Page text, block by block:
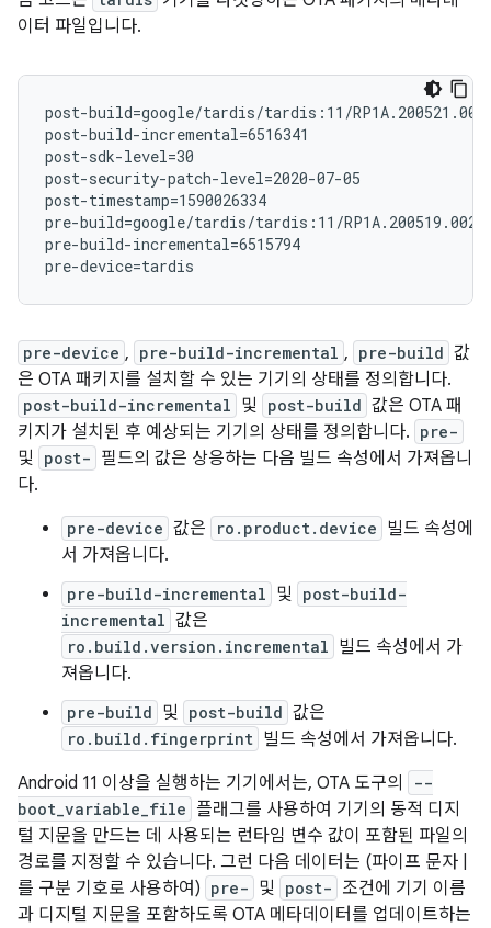
이터 파일입니다.
post-build=google/tardis/tardis:11/RP1A.200521.001/
post-build-incremental=6516341
post-sdk-level=30
post-security-patch-level=2020-07-05
post-timestamp=1590026334
pre-build=google/tardis/tardis:11/
pre-build-incremental=6515794
pre-device , pre-build-incremental , pre-build 값
은 OTA 패키지를 설치할 수 있는 기기의 상태를 정의합니다.
post-build-incremental 및 post-build 값은 OTA 패
키지가 설치된 후 예상되는 기기의 상태를 정의합니다. pre-
및 post- 필드의 값은 상응하는 다음 빌드 속성에서 가져옵니
다.
pre-device 값은 ro.product.device 빌드 속성에
서 가져옵니다.
pre-build-incremental 및 post-build-
incremental 값은
ro.build.version.incremental 빌드 속성에서 가
져옵니다.
pre-build 및 post-build 값은
ro.build.fingerprint 빌드 속성에서 가져옵니다.
Android 11 이상을 실행하는 기기에서는, OTA 도구의
--
boot_variable_file 플래그를 사용하여 기기의 동적 디지
털 지문을 만드는 데 사용되는 런타임 변수 값이 포함된 파일의
경로를 지정할 수 있습니다. 그런 다음 데이터는 (파이프 문자 |
를 구분 기호로 사용하여) pre- 및 post- 조건에 기기 이름
과 디지털 지문을 포함하도록 OTA 메타데이터를 업데이트하는